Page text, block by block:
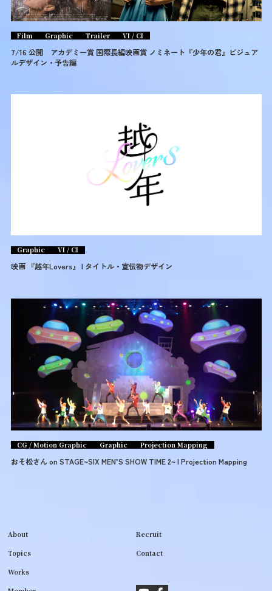
Film Graphic Trailer VI / CI
7/16 公開 アカデミー賞 国際長編映画賞 ノミネート『少年の君』ビジュア
ルデザイン・予告編
Graphic VI / CI
映画 『越年Lovers』 | タイトル・宣伝物デザイン
CG / Motion Graphic Graphic Projection Mapping
おそ松さん on STAGE~SIX MEN’S SHOW TIME 2~ | Projection Mapping
About
Topics
Works
Recruit
Contact